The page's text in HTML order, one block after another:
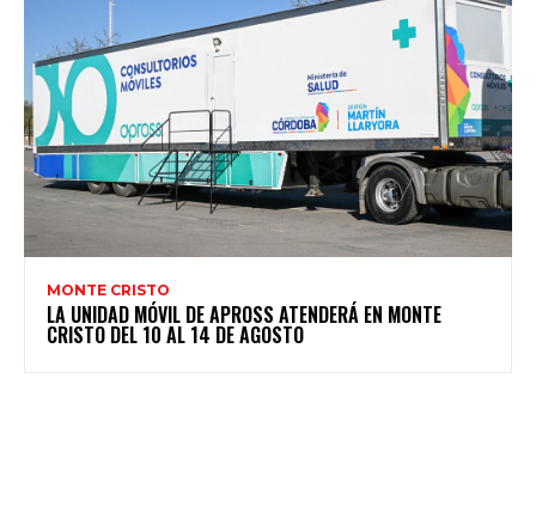
MONTE CRISTO
LA UNIDAD MÓVIL DE APROSS ATENDERÁ EN MONTE
CRISTO DEL 10 AL 14 DE AGOSTO